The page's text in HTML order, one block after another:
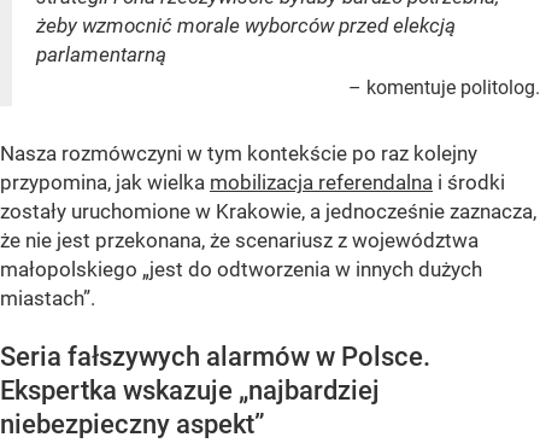
żeby wzmocnić morale wyborców przed elekcją
parlamentarną
– komentuje politolog.
Nasza rozmówczyni w tym kontekście po raz kolejny
przypomina, jak wielka mobilizacja referendalna i środki
zostały uruchomione w Krakowie, a jednocześnie zaznacza,
że nie jest przekonana, że scenariusz z województwa
małopolskiego „jest do odtworzenia w innych dużych
miastach”.
Seria fałszywych alarmów w Polsce.
Ekspertka wskazuje „najbardziej
niebezpieczny aspekt”